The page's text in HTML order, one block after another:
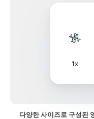
1x
다양한 사이즈로 구성된